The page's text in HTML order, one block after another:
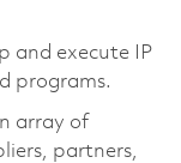
and execute IP
programs.
array of
partners,